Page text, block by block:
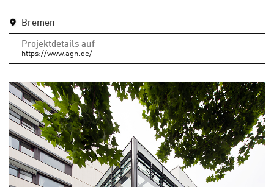
Bremen
Projektdetails auf
https://www.agn.de/